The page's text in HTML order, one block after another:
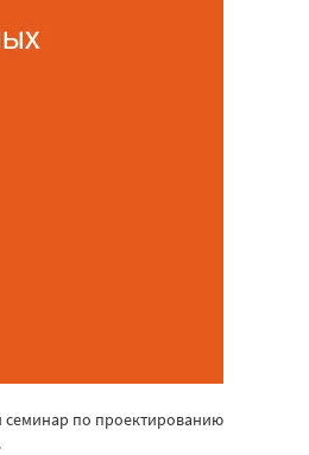
семинар по проектированию